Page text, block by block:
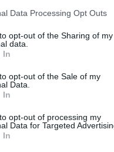
that this website/app uses
your visit or usage
consent to Google and its
for below specified
Data Processing Opt Outs
opt-out of the Sharing of my
data.
In
opt-out of the Sale of my
Data.
In
opt-out of processing my
Data for Targeted
In